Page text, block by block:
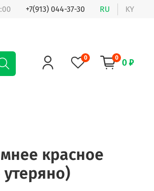
+7(913) 044-37-30 RU KY
0 0 0 ₽
красное